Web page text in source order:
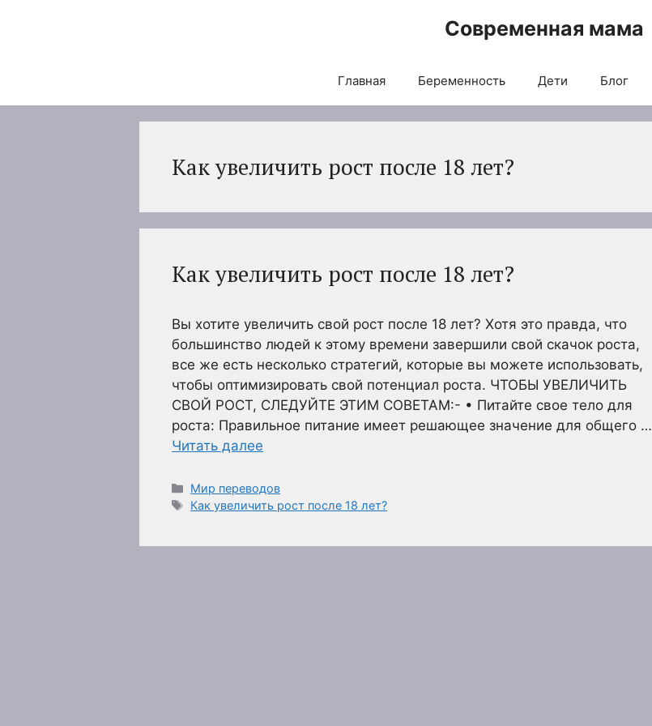
Современная мама
Главная Беременность Дети Блог
Как увеличить рост после 18 лет?
Как увеличить рост после 18 лет?
Вы хотите увеличить свой рост после 18 лет? Хотя это правда, что
большинство людей к этому времени завершили свой скачок роста,
все же есть несколько стратегий, которые вы можете использовать,
чтобы оптимизировать свой потенциал роста. ЧТОБЫ УВЕЛИЧИТЬ
СВОЙ РОСТ, СЛЕДУЙТЕ ЭТИМ СОВЕТАМ:- • Питайте свое тело для
роста: Правильное питание имеет решающее значение для общего …
Читать далее
Рубрики
Мир переводов
Метки
Как увеличить рост после 18 лет?